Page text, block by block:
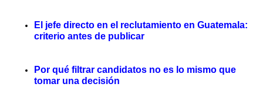
El jefe directo en el reclutamiento en Guatemala:
criterio antes de publicar
Por qué filtrar candidatos no es lo mismo que
tomar una decisión